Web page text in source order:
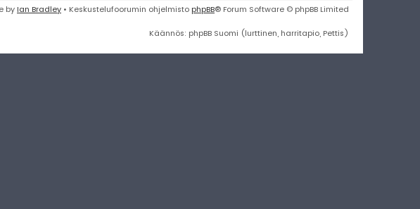
by Ian Bradley • Keskustelufoorumin ohjelmisto phpBB® Forum Software © phpBB Limited
Käännös: phpBB Suomi (lurttinen, harritapio, Pettis)